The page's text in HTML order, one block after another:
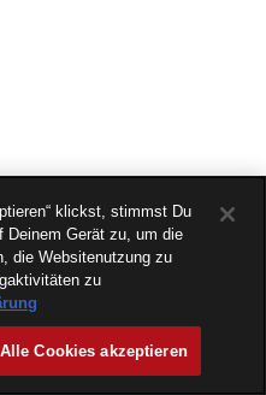
klickst, stimmst Du
Deinem Gerät zu, um die
die Websitenutzung zu
zu
Alle Cookies akzeptieren